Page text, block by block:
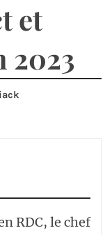
et
2023
RDC, le chef